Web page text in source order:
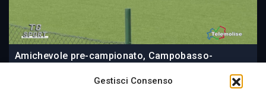
Gestisci Consenso
Amichevole pre-campionato, Campobasso-